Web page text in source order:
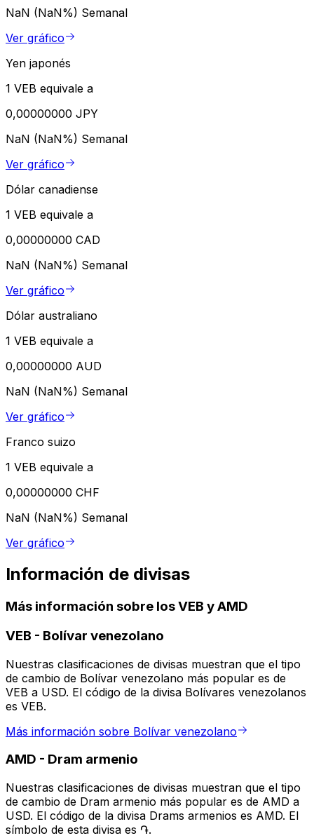
NaN (NaN%) Semanal
Ver gráfico
Yen japonés
1 VEB equivale a
0,00000000 JPY
NaN (NaN%) Semanal
Ver gráfico
Dólar canadiense
1 VEB equivale a
0,00000000 CAD
NaN (NaN%) Semanal
Ver gráfico
Dólar australiano
1 VEB equivale a
0,00000000 AUD
NaN (NaN%) Semanal
Ver gráfico
Franco suizo
1 VEB equivale a
0,00000000 CHF
NaN (NaN%) Semanal
Ver gráfico
Información de divisas
Más información sobre los VEB y AMD
VEB - Bolívar venezolano
Nuestras clasificaciones de divisas muestran que el tipo
de cambio de Bolívar venezolano más popular es de
VEB a USD. El código de la divisa Bolívares venezolanos
es VEB.
Más información sobre Bolívar venezolano
AMD - Dram armenio
Nuestras clasificaciones de divisas muestran que el tipo
de cambio de Dram armenio más popular es de AMD a
USD. El código de la divisa Drams armenios es AMD. El
símbolo de esta divisa es ֏.